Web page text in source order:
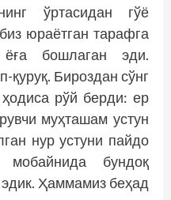
ўртасидан гўё
юраётган тарафга
ёға бошлаган эди.
қуруқ. Бироздан сўнг
рўй берди: ер
муҳташам устун
нур устуни пайдо
бундоқ
Ҳаммамиз беҳад